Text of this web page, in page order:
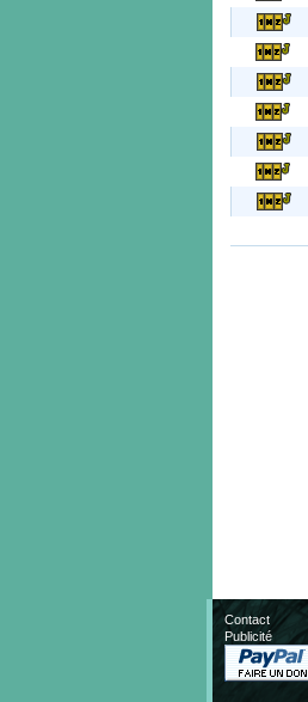
Contact
Publicité